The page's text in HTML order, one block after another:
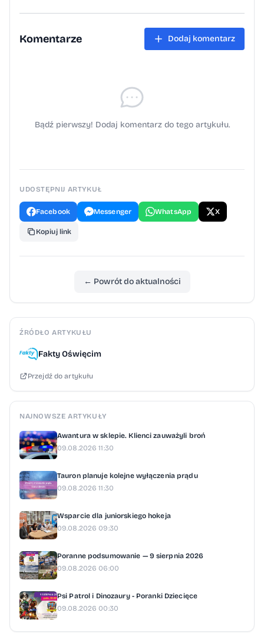
Komentarze Dodaj komentarz
Bądź pierwszy! Dodaj komentarz do tego artykułu.
UDOSTĘPNIJ ARTYKUŁ
Facebook Messenger WhatsApp X
Kopiuj link
← Powrót do aktualności
ŹRÓDŁO ARTYKUŁU
Fakty Oświęcim
Przejdź do artykułu
NAJNOWSZE ARTYKUŁY
Awantura w sklepie. Klienci zauważyli broń
09.08.2026 11:30
Tauron planuje kolejne wyłączenia prądu
09.08.2026 11:30
Wsparcie dla juniorskiego hokeja
09.08.2026 09:30
Poranne podsumowanie — 9 sierpnia 2026
09.08.2026 06:00
Psi Patrol i Dinozaury - Poranki Dziecięce
09.08.2026 00:30